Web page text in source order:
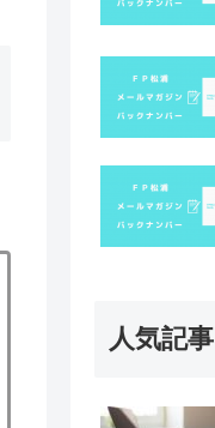
人気記事